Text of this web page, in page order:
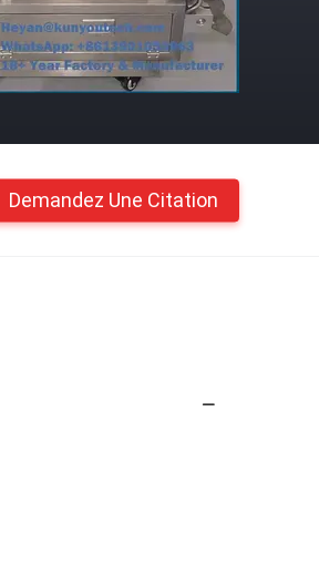
Demandez Une Citation